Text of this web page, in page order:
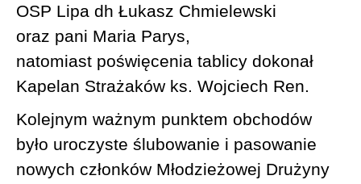
OSP Lipa dh Łukasz Chmielewski
oraz pani Maria Parys,
natomiast poświęcenia tablicy dokonał
Kapelan Strażaków ks. Wojciech Ren.
Kolejnym ważnym punktem obchodów
było uroczyste ślubowanie i pasowanie
nowych członków Młodzieżowej Drużyny